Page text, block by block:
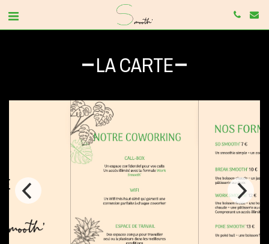
LA CARTE